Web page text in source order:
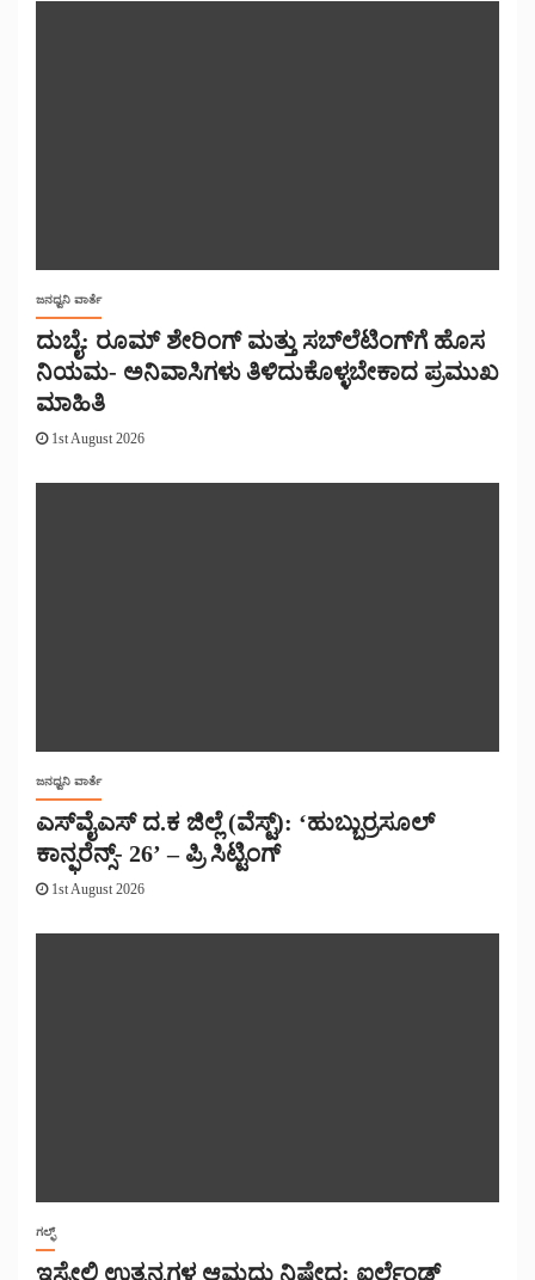
ಜನಧ್ವನಿ ವಾರ್ತೆ
ದುಬೈ: ರೂಮ್ ಶೇರಿಂಗ್ ಮತ್ತು ಸಬ್‌ಲೆಟಿಂಗ್‌ಗೆ ಹೊಸ
ನಿಯಮ- ಅನಿವಾಸಿಗಳು ತಿಳಿದುಕೊಳ್ಳಬೇಕಾದ ಪ್ರಮುಖ
ಮಾಹಿತಿ
1st August 2026
ಜನಧ್ವನಿ ವಾರ್ತೆ
ಎಸ್‌ವೈಎಸ್ ದ.ಕ ಜಿಲ್ಲೆ (ವೆಸ್ಟ್): ‘ಹುಬ್ಬುರ್ರಸೂಲ್
ಕಾನ್ಫರೆನ್ಸ್- 26’ – ಪ್ರಿ ಸಿಟ್ಟಿಂಗ್
1st August 2026
ಗಲ್ಫ್
ಇಸ್ರೇಲಿ ಉತ್ಪನ್ನಗಳ ಆಮದು ನಿಷೇಧ: ಐರ್ಲೆಂಡ್